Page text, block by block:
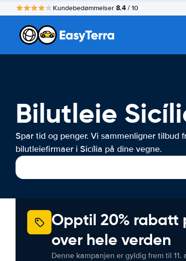
Kundebedømmelser 8.4 / 10
Bilutleie
Spar tid og penger. Vi sammenligner tilbud
bilutleiefirmaer i Sicília på dine vegne.
Opptil 20% rabatt
over hele verden
Denne kampanjen er gyldig frem til